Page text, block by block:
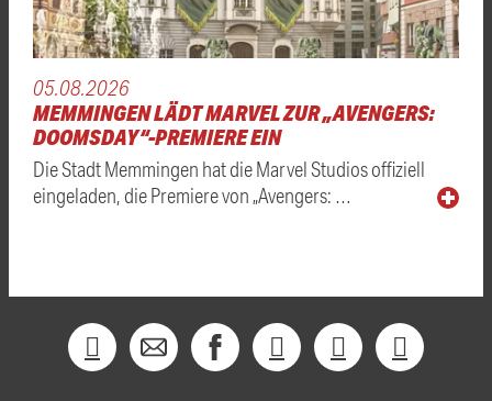
05.08.2026
MEMMINGEN LÄDT MARVEL ZUR „AVENGERS:
DOOMSDAY“-PREMIERE EIN
Die Stadt Memmingen hat die Marvel Studios offiziell
eingeladen, die Premiere von „Avengers: …